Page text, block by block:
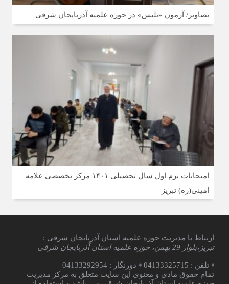
تصاویر/ آزمون «تلبس» در حوزه علمیه آذربایجان شرقی
امتحانات ترم اول سال تحصیلی ۱۴۰۱ مرکز تخصصی علامه
امینی(ره) تبریز
ارتباط با مدیریت حوزه علمیه استان آذربایجان شرقی :
تبریز،بلوار 29 بهمن، حوزه علمیه استان آذربایجان شرقی
تلفن : 04133325715
دورنگار : 04133292954
تمام حقوق مادی و معنوی این سایت متعلق به مرکز مدیریت